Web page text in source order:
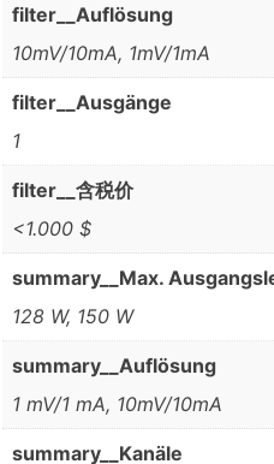
filter__Auflösung
10mV/10mA, 1mV/1mA
filter__Ausgänge
1
filter__含税价
<1.000 $
summary__Max.
128 W, 150 W
summary__Auflösung
1 mV/1 mA, 10mV/10mA
summary__Kanäle